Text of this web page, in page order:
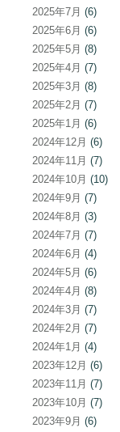
2025年7月 (6)
2025年6月 (6)
2025年5月 (8)
2025年4月 (7)
2025年3月 (8)
2025年2月 (7)
2025年1月 (6)
2024年12月 (6)
2024年11月 (7)
2024年10月 (10)
2024年9月 (7)
2024年8月 (3)
2024年7月 (7)
2024年6月 (4)
2024年5月 (6)
2024年4月 (8)
2024年3月 (7)
2024年2月 (7)
2024年1月 (4)
2023年12月 (6)
2023年11月 (7)
2023年10月 (7)
2023年9月 (6)